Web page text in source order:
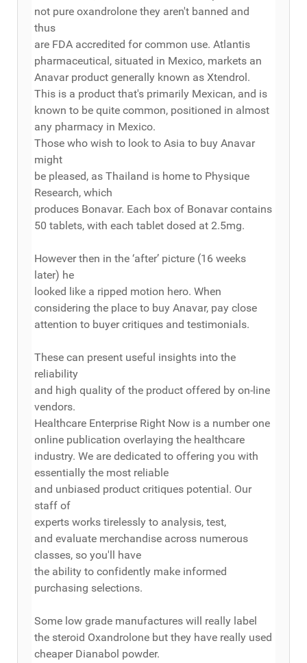
not pure oxandrolone they aren't banned and
thus
are FDA accredited for common use. Atlantis
pharmaceutical, situated in Mexico, markets an
Anavar product generally known as Xtendrol.
This is a product that's primarily Mexican, and is
known to be quite common, positioned in almost
any pharmacy in Mexico.
Those who wish to look to Asia to buy Anavar
might
be pleased, as Thailand is home to Physique
Research, which
produces Bonavar. Each box of Bonavar contains
50 tablets, with each tablet dosed at 2.5mg.
However then in the ‘after’ picture (16 weeks
later) he
looked like a ripped motion hero. When
considering the place to buy Anavar, pay close
attention to buyer critiques and testimonials.
These can present useful insights into the
reliability
and high quality of the product offered by on-line
vendors.
Healthcare Enterprise Right Now is a number one
online publication overlaying the healthcare
industry. We are dedicated to offering you with
essentially the most reliable
and unbiased product critiques potential. Our
staff of
experts works tirelessly to analysis, test,
and evaluate merchandise across numerous
classes, so you'll have
the ability to confidently make informed
purchasing selections.
Some low grade manufactures will really label
the steroid Oxandrolone but they have really used
cheaper Dianabol powder.